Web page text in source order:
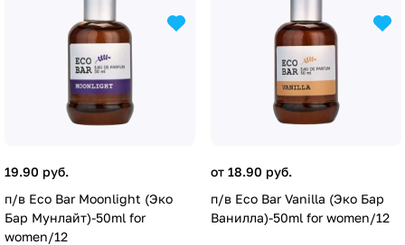
19.90 руб.
п/в Eco Bar Moonlight (Эко
Бар Мунлайт)-50ml for
women/12
от 18.90 руб.
п/в Eco Bar Vanilla (Эко Бар
Ванилла)-50ml for women/12